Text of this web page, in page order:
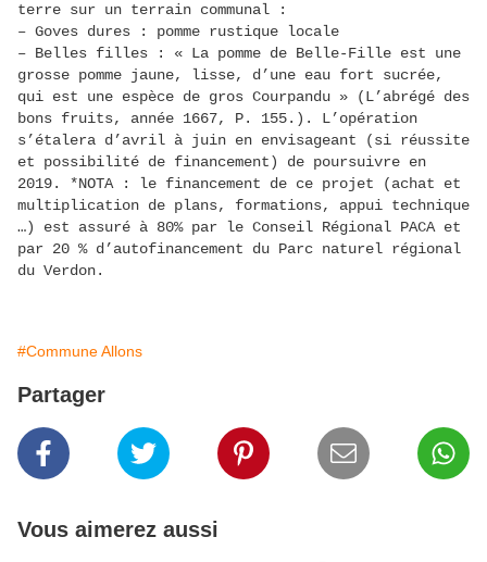
terre sur un terrain communal :
– Goves dures : pomme rustique locale
– Belles filles : « La pomme de Belle-Fille est une
grosse pomme jaune, lisse, d’une eau fort sucrée,
qui est une espèce de gros Courpandu » (L’abrégé des
bons fruits, année 1667, P. 155.). L’opération
s’étalera d’avril à juin en envisageant (si réussite
et possibilité de financement) de poursuivre en
2019. *NOTA : le financement de ce projet (achat et
multiplication de plans, formations, appui technique
…) est assuré à 80% par le Conseil Régional PACA et
par 20 % d’autofinancement du Parc naturel régional
du Verdon.
#Commune Allons
Partager
Vous aimerez aussi